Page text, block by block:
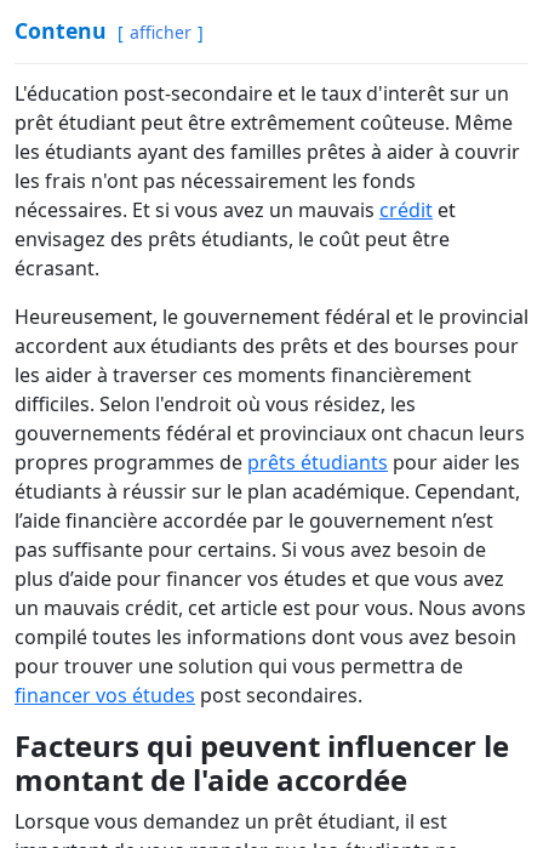
Contenu afficher
L'éducation post-secondaire et le taux d'interêt sur un
prêt étudiant peut être extrêmement coûteuse. Même
les étudiants ayant des familles prêtes à aider à couvrir
les frais n'ont pas nécessairement les fonds
nécessaires. Et si vous avez un mauvais crédit et
envisagez des prêts étudiants, le coût peut être
écrasant.
Heureusement, le gouvernement fédéral et le provincial
accordent aux étudiants des prêts et des bourses pour
les aider à traverser ces moments financièrement
difficiles. Selon l'endroit où vous résidez, les
gouvernements fédéral et provinciaux ont chacun leurs
propres programmes de prêts étudiants pour aider les
étudiants à réussir sur le plan académique. Cependant,
l’aide financière accordée par le gouvernement n’est
pas suffisante pour certains. Si vous avez besoin de
plus d’aide pour financer vos études et que vous avez
un mauvais crédit, cet article est pour vous. Nous avons
compilé toutes les informations dont vous avez besoin
pour trouver une solution qui vous permettra de
financer vos études post secondaires.
Facteurs qui peuvent influencer le
montant de l'aide accordée
Lorsque vous demandez un prêt étudiant, il est